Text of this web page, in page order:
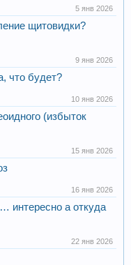
5 янв 2026
щитовидки?
9 янв 2026
что будет?
10 янв 2026
(избыток
15 янв 2026
16 янв 2026
интересно а откуда
22 янв 2026